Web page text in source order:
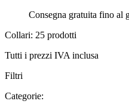
Consegna gratuita fino al
Collari: 25 prodotti
Tutti i prezzi IVA inclusa
Filtri
Categorie: